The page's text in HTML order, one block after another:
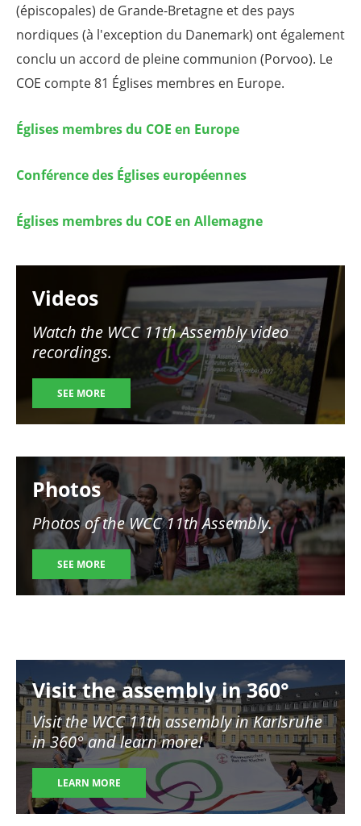
(épiscopales) de Grande-Bretagne et des pays
nordiques (à l'exception du Danemark) ont également
conclu un accord de pleine communion (Porvoo). Le
COE compte 81 Églises membres en Europe.
Églises membres du COE en Europe
Conférence des Églises européennes
Églises membres du COE en Allemagne
Videos
Watch the WCC 11th Assembly video
recordings.
SEE MORE
Image
Photos
Photos of the WCC 11th Assembly.
SEE MORE
Visit the assembly in 360°
Visit the WCC 11th assembly in Karlsruhe
in 360° and learn more!
LEARN MORE